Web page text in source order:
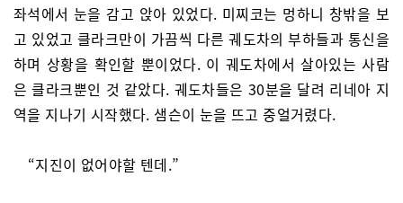
좌석에서 눈을 감고 앉아 있었다. 미찌코는 멍하니 창밖을 보
고 있었고 클라크만이 가끔씩 다른 궤도차의 부하들과 통신을
하며 상황을 확인할 뿐이었다. 이 궤도차에서 살아있는 사람
은 클라크뿐인 것 같았다. 궤도차들은 30분을 달려 리네아 지
역을 지나기 시작했다. 샘슨이 눈을 뜨고 중얼거렸다.
“지진이 없어야할 텐데.”